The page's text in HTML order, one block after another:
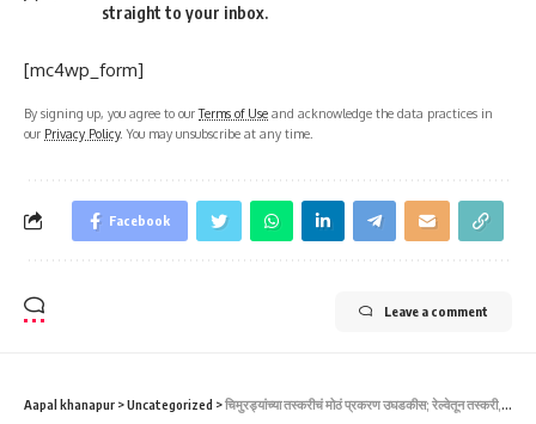
straight to your inbox.
[mc4wp_form]
By signing up, you agree to ourTerms of Use and acknowledge the data practices in
our Privacy Policy. You may unsubscribe at any time.
Facebook
Leave a comment
Aapal khanapur >Uncategorized >चिमुरड्यांच्या तस्करीचं मोठं प्रकरण उघडकीस; रेल्वेतून तस्करी, पोलिसांकडून 59 बालकांची सुटका-ಮಕ್ಕಳ ಕಳ್ಳಸಾಗಣೆ ದೊಡ್ಡ ಪ್ರಕರಣ ಬಯಲು; ರೈಲ್ವೆಯಿಂದ ಕಳ್ಳಸಾಗಣೆ, 59 ಮಕ್ಕಳನ್ನು ಪೊಲೀಸರು ರಕ್ಷಿಸಿದ್ದಾರೆ.